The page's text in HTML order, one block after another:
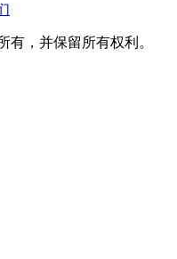
有，并保留所有权利。